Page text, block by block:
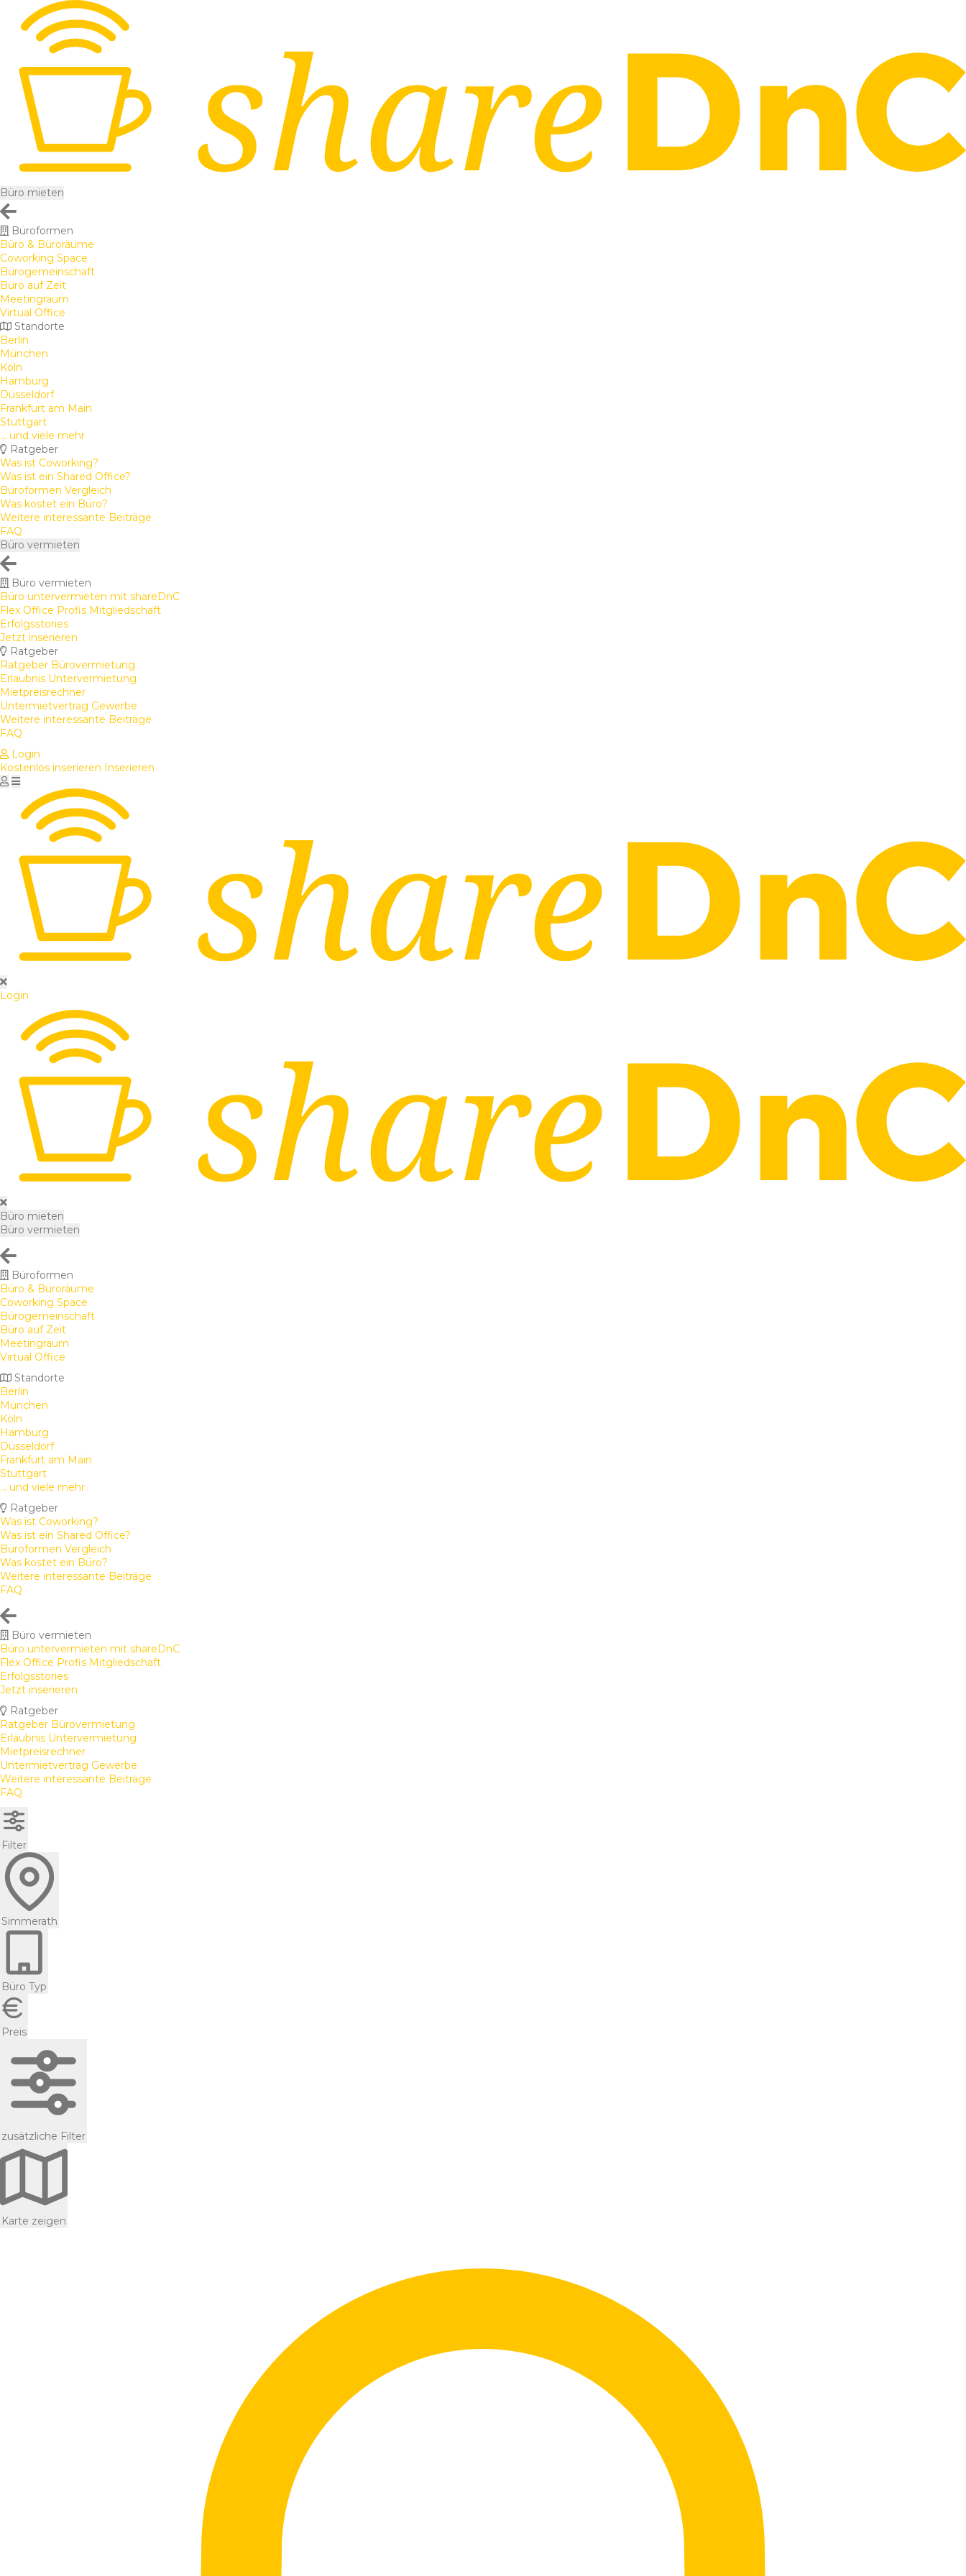
Büro mieten
Büroformen
Büro & Büroräume
Coworking Space
Bürogemeinschaft
Büro auf Zeit
Meetingraum
Virtual Office
Standorte
Berlin
München
Köln
Hamburg
Düsseldorf
Frankfurt am Main
Stuttgart
... und viele mehr
Ratgeber
Was ist Coworking?
Was ist ein Shared Office?
Büroformen Vergleich
Was kostet ein Büro?
Weitere interessante Beiträge
FAQ
Büro vermieten
Büro vermieten
Büro untervermieten mit shareDnC
Flex Office Profis Mitgliedschaft
Erfolgsstories
Jetzt inserieren
Ratgeber
Ratgeber Bürovermietung
Erlaubnis Untervermietung
Mietpreisrechner
Untermietvertrag Gewerbe
Weitere interessante Beiträge
FAQ
Login
Kostenlos inserieren Inserieren
Login
Büro mieten
Büro vermieten
Büroformen
Büro & Büroräume
Coworking Space
Bürogemeinschaft
Büro auf Zeit
Meetingraum
Virtual Office
Standorte
Berlin
München
Köln
Hamburg
Düsseldorf
Frankfurt am Main
Stuttgart
... und viele mehr
Ratgeber
Was ist Coworking?
Was ist ein Shared Office?
Büroformen Vergleich
Was kostet ein Büro?
Weitere interessante Beiträge
FAQ
Büro vermieten
Büro untervermieten mit shareDnC
Flex Office Profis Mitgliedschaft
Erfolgsstories
Jetzt inserieren
Ratgeber
Ratgeber Bürovermietung
Erlaubnis Untervermietung
Mietpreisrechner
Untermietvertrag Gewerbe
Weitere interessante Beiträge
FAQ
Filter
Simmerath
Büro Typ
Preis
zusätzliche Filter
Karte zeigen